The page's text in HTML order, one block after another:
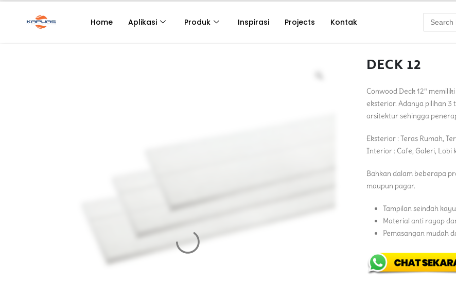
Home Aplikasi Produk Inspirasi Projects Kontak
Search
for:
DECK 12
Conwood Deck 12″
eksterior. Adanya pilihan 3
arsitektur sehingga
Eksterior : Teras Rumah,
Interior : Cafe, Galeri, Lobi
Bahkan dalam beberapa
maupun pagar.
Tampilan seindah
Material anti rayap
Pemasangan mudah